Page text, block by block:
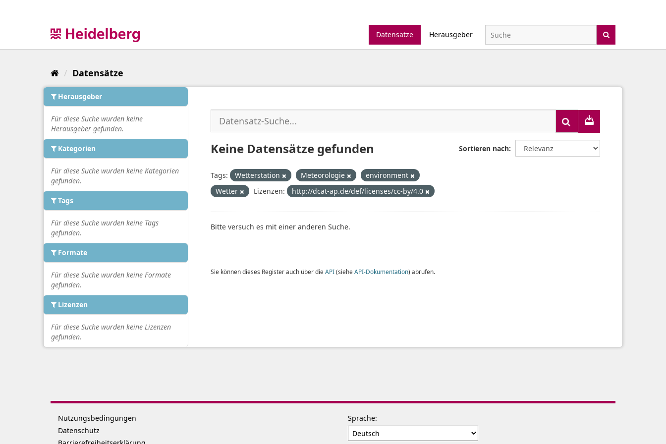
Datensätze
Herausgeber
Datensätze
Herausgeber
Für diese Suche wurden keine
Herausgeber gefunden.
Kategorien
Für diese Suche wurden keine Kategorien
gefunden.
Tags
Für diese Suche wurden keine Tags
gefunden.
Formate
Für diese Suche wurden keine Formate
gefunden.
Lizenzen
Für diese Suche wurden keine Lizenzen
gefunden.
Sortieren nach
Keine Datensätze gefunden
Tags: Wetterstation Meteorologie
environment
Wetter
Lizenzen: http://dcat-ap.de/def/licenses/cc-by/4.0
Bitte versuch es mit einer anderen Suche.
Sie können dieses Register auch über die API(siehe API-Dokumentation) abrufen.
Nutzungsbedingungen
Datenschutz
Sprache